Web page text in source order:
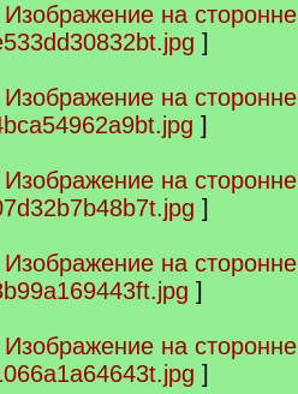
Изображение на
]
Изображение на
]
Изображение на
]
Изображение на
]
Изображение на
]